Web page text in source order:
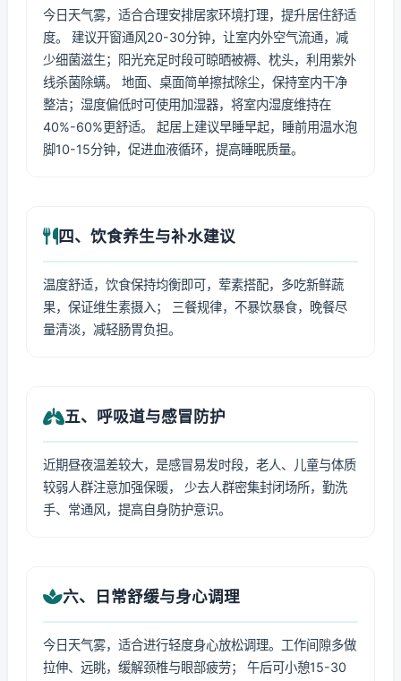
今日天气雾，适合合理安排居家环境打理，提升居住舒适
度。 建议开窗通风20-30分钟，让室内外空气流通，减
少细菌滋生；阳光充足时段可晾晒被褥、枕头，利用紫外
线杀菌除螨。 地面、桌面简单擦拭除尘，保持室内干净
整洁；湿度偏低时可使用加湿器，将室内湿度维持在
40%-60%更舒适。 起居上建议早睡早起，睡前用温水泡
脚10-15分钟，促进血液循环，提高睡眠质量。
四、饮食养生与补水建议
温度舒适，饮食保持均衡即可，荤素搭配，多吃新鲜蔬
果，保证维生素摄入； 三餐规律，不暴饮暴食，晚餐尽
量清淡，减轻肠胃负担。
五、呼吸道与感冒防护
近期昼夜温差较大，是感冒易发时段，老人、儿童与体质
较弱人群注意加强保暖， 少去人群密集封闭场所，勤洗
手、常通风，提高自身防护意识。
六、日常舒缓与身心调理
今日天气雾，适合进行轻度身心放松调理。工作间隙多做
拉伸、远眺，缓解颈椎与眼部疲劳； 午后可小憩15-30